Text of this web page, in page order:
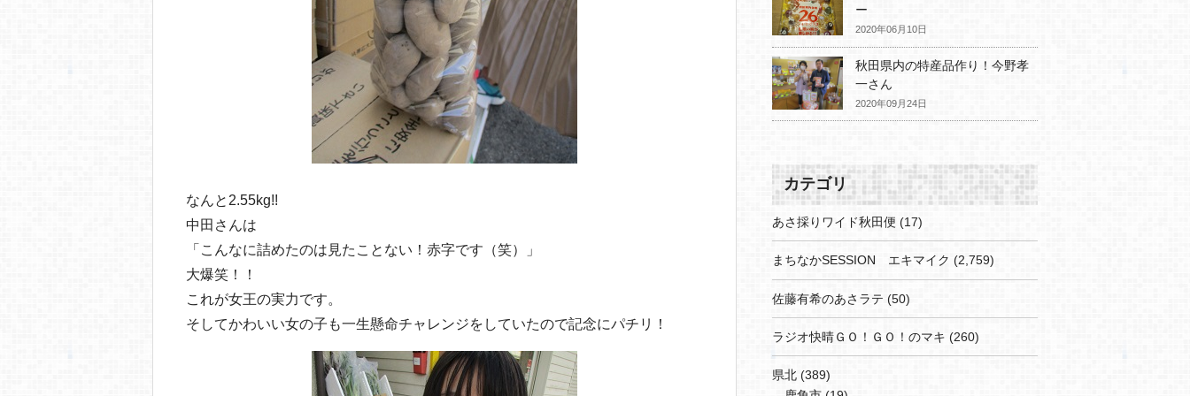
なんと2.55kg!!
中田さんは
「こんなに詰めたのは見たことない！赤字です（笑）」
大爆笑！！
これが女王の実力です。
そしてかわいい女の子も一生懸命チャレンジをしていたので記念にパチリ！
ー
2020年06月10日
秋田県内の特産品作り！今野孝
一さん
2020年09月24日
カテゴリ
あさ採りワイド秋田便 (17)
まちなかSESSION エキマイク (2,759)
佐藤有希のあさラテ (50)
ラジオ快晴ＧＯ！ＧＯ！のマキ (260)
県北 (389)